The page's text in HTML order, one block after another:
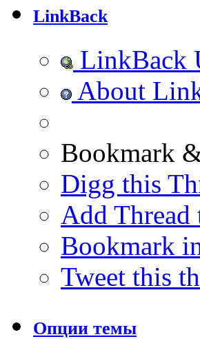
LinkBack
LinkBack
About
Bookmark
Digg this
Add
Bookmark
Tweet this
Опции темы